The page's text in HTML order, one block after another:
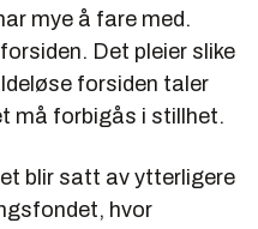
mye å fare med.
Det pleier slike
forsiden taler
må forbigås i stillhet.
blir satt av ytterligere
hvor